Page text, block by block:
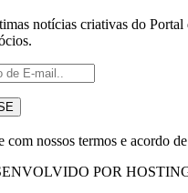
notícias criativas do Portal
com nossos termos e acordo de
POR